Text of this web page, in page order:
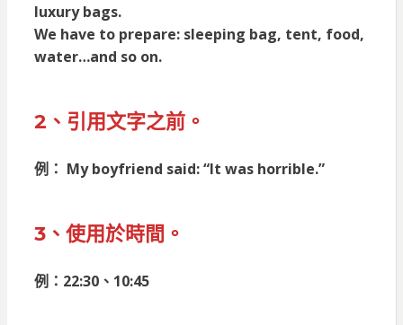
luxury bags.
We have to prepare: sleeping bag, tent, food,
water…and so on.
2、引用文字之前。
例： My boyfriend said: “It was horrible.”
3、使用於時間。
例：22:30、10:45